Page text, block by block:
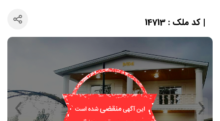
| کد ملک : 14713